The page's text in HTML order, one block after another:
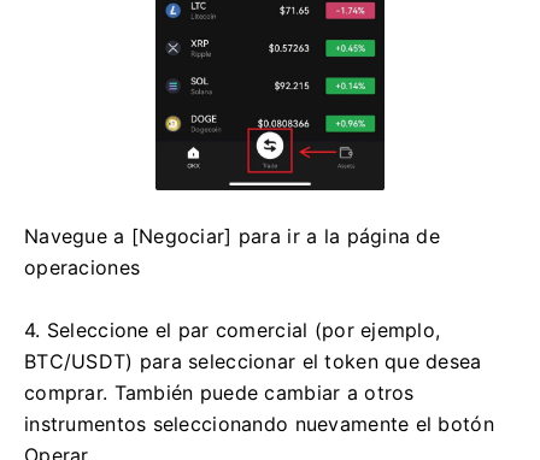
Navegue a [Negociar] para ir a la página de
operaciones
4. Seleccione el par comercial (por ejemplo,
BTC/USDT) para seleccionar el token que desea
comprar. También puede cambiar a otros
instrumentos seleccionando nuevamente el botón